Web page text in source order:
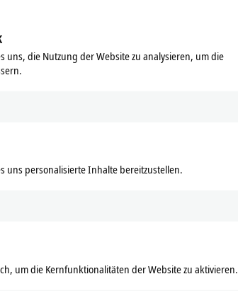
uns, die Nutzung der Website zu analysieren, um die
uns personalisierte Inhalte bereitzustellen.
um die Kernfunktionalitäten der Website zu aktivieren.